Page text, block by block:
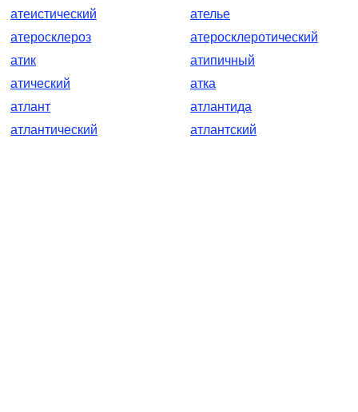
атеистический
ателье
атеросклероз
атеросклеротический
атик
атипичный
атический
атка
атлант
атлантида
атлантический
атлантский